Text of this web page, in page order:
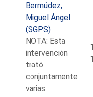
Bermúdez,
Miguel Ángel
(SGPS)
NOTA: Esta
intervención
trató
conjuntamente
varias